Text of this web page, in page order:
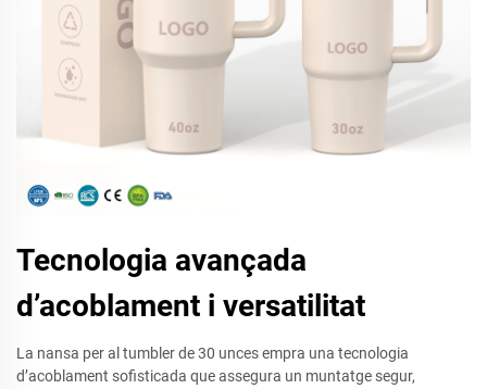
Tecnologia avançada
d’acoblament i versatilitat
La nansa per al tumbler de 30 unces empra una tecnologia
d’acoblament sofisticada que assegura un muntatge segur,